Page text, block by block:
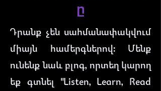
ը
Դրանք չեն սահմանափակվում
միայն համերգներով։ Մենք
ունենք նաև բլոգ, որտեղ կարող
եք գտնել "Listen, Learn, Read